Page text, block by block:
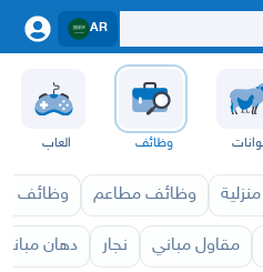
AR
وظائف العاب
وظائف مطاعم وظائف
مقاول مباني نجار دهان مباني